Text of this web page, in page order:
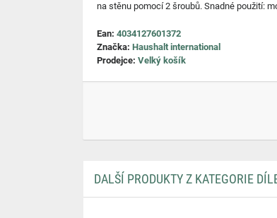
na stěnu pomocí 2 šroubů. Snadné použití:
Ean: 4034127601372
Značka: Haushalt international
Prodejce: Velký košík
DALŠÍ PRODUKTY Z KATEGORIE